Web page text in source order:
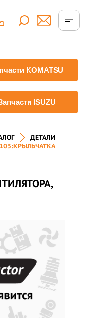
KOMATSU
ISUZU
ДЕТАЛИ